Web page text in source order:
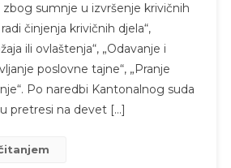
zbog sumnje u izvršenje krivičnih
činjenja krivičnih djela“,
ili ovlaštenja“, „Odavanje i
poslovne tajne“, „Pranje
Po naredbi Kantonalnog suda
pretresi na devet […]